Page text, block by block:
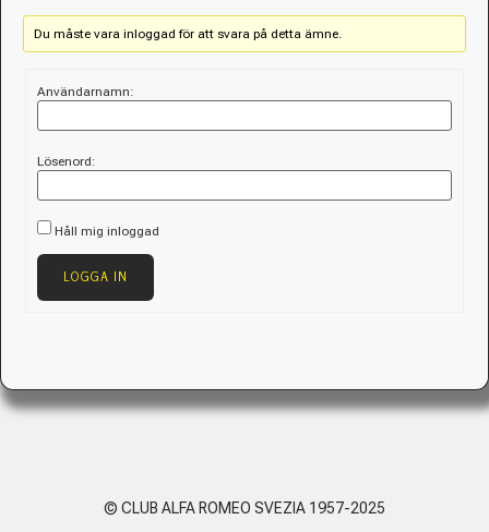
Du måste vara inloggad för att svara på detta ämne.
Användarnamn:
Lösenord:
Håll mig inloggad
LOGGA IN
© CLUB ALFA ROMEO SVEZIA 1957-2025